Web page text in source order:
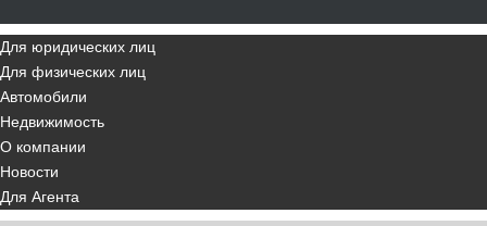
Для юридических лиц
Для физических лиц
Автомобили
Недвижимость
О компании
Новости
Для Агента